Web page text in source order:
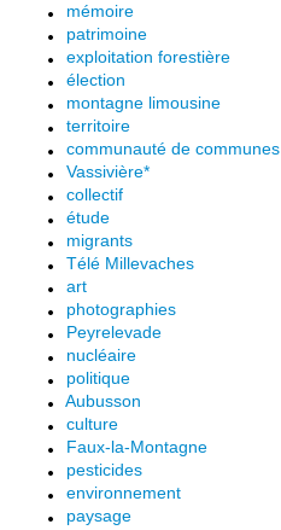
mémoire
patrimoine
exploitation forestière
élection
montagne limousine
territoire
communauté de communes
Vassivière*
collectif
étude
migrants
Télé Millevaches
art
photographies
Peyrelevade
nucléaire
politique
Aubusson
culture
Faux-la-Montagne
pesticides
environnement
paysage